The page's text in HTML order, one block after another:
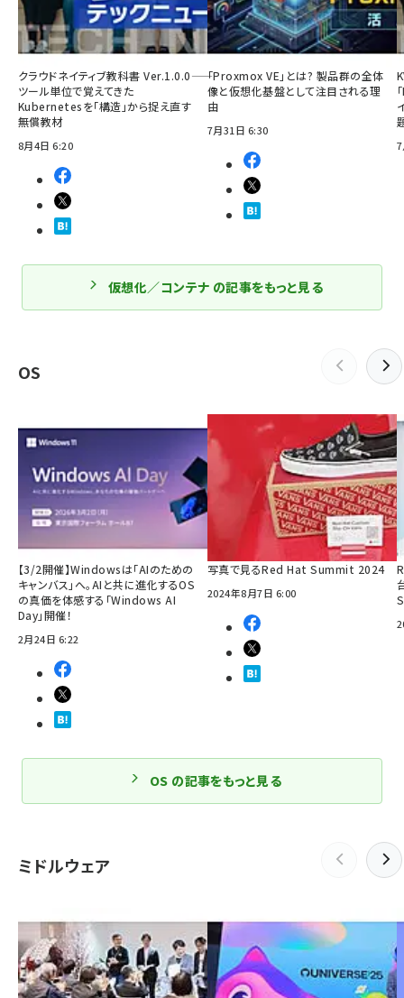
クラウドネイティブ教科書 Ver.1.0.0――
ツール単位で覚えてきた
Kubernetesを「構造」から捉え直す
無償教材
8月4日 6:20
「Proxmox VE」とは? 製品群の全体
像と仮想化基盤として注目される理
由
7月31日 6:30
仮想化／コンテナ の記事をもっと見る
OS
【3/2開催】Windowsは「AIのための
キャンバス」へ。AIと共に進化するOS
の真価を体感する「Windows AI
Day」開催！
2月24日 6:22
写真で見るRed Hat Summit 2024
2024年8月7日 6:00
OS の記事をもっと見る
ミドルウェア